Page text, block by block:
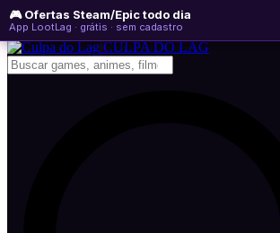
🎮 Ofertas Steam/Epic todo dia
App LootLag · grátis · sem cadastro
sexta-feira, 07 de agosto de 2026
Newsletter
CULPA DO LAG